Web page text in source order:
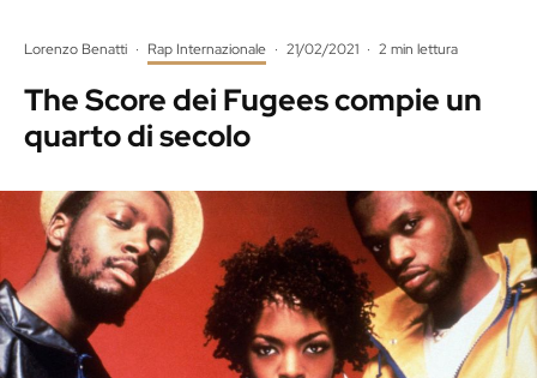
Lorenzo Benatti · Rap Internazionale · 21/02/2021 · 2 min lettura
The Score dei Fugees compie un
quarto di secolo